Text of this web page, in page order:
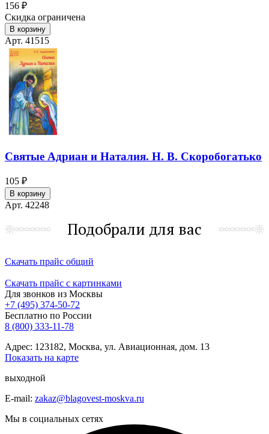
156 ₽
Скидка ограничена
В корзину
Арт. 41515
Святые Адриан и Наталия. Н. В. Скоробогатько
105 ₽
В корзину
Арт. 42248
Подобрали для вас
Скачать прайс общий
Скачать прайс с картинками
Для звонков из Москвы
+7 (495) 374-50-72
Бесплатно по России
8 (800) 333-11-78
Адрес: 123182, Москва, ул. Авиационная, дом. 13
Показать на карте
выходной
E-mail: zakaz@blagovest-moskva.ru
Мы в социальных сетях